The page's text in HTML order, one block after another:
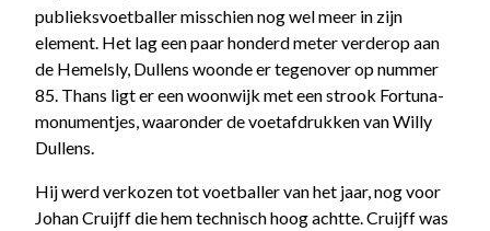
publieksvoetballer misschien nog wel meer in zijn
element. Het lag een paar honderd meter verderop aan
de Hemelsly, Dullens woonde er tegenover op nummer
85. Thans ligt er een woonwijk met een strook Fortuna-
monumentjes, waaronder de voetafdrukken van Willy
Dullens.
Hij werd verkozen tot voetballer van het jaar, nog voor
Johan Cruijff die hem technisch hoog achtte. Cruijff was